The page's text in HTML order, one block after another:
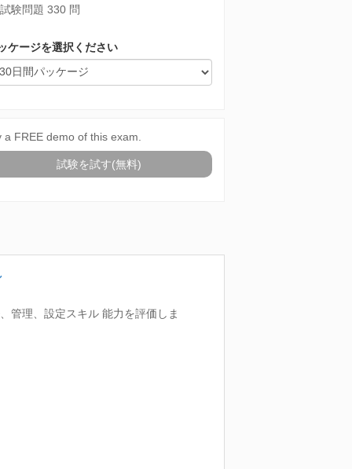
試験問題 330 問
ケージを選択ください
a FREE demo of this exam.
試験を試す(無料)
管理、設定スキル 能力を評価しま